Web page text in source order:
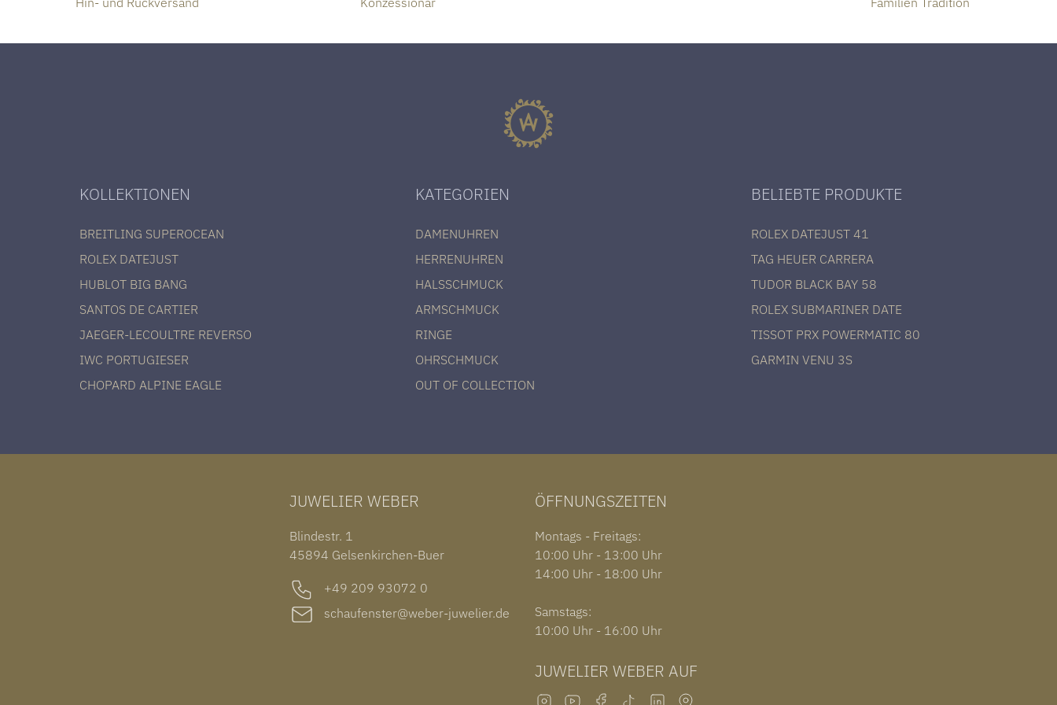
KOLLEKTIONEN
BREITLING SUPEROCEAN
ROLEX DATEJUST
HUBLOT BIG BANG
SANTOS DE CARTIER
JAEGER-LECOULTRE REVERSO
IWC PORTUGIESER
CHOPARD ALPINE EAGLE
KATEGORIEN
DAMENUHREN
HERRENUHREN
HALSSCHMUCK
ARMSCHMUCK
RINGE
OHRSCHMUCK
OUT OF COLLECTION
BELIEBTE PRODUKTE
ROLEX DATEJUST 41
TAG HEUER CARRERA
TUDOR BLACK BAY 58
ROLEX SUBMARINER DATE
TISSOT PRX POWERMATIC 80
GARMIN VENU 3S
JUWELIER WEBER
Blindestr. 1
45894 Gelsenkirchen-Buer
+49 209 93072 0
schaufenster@weber-juwelier.de
ÖFFNUNGSZEITEN
Montags - Freitags:
10:00 Uhr - 13:00 Uhr
14:00 Uhr - 18:00 Uhr
Samstags:
10:00 Uhr - 16:00 Uhr
JUWELIER WEBER AUF